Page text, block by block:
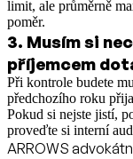
limit, ale průměrně
poměr.
3. Musím si
příjemcem
Při kontrole budete
předchozího roku
Pokud si nejste jistí,
proveďte si interní
ARROWS